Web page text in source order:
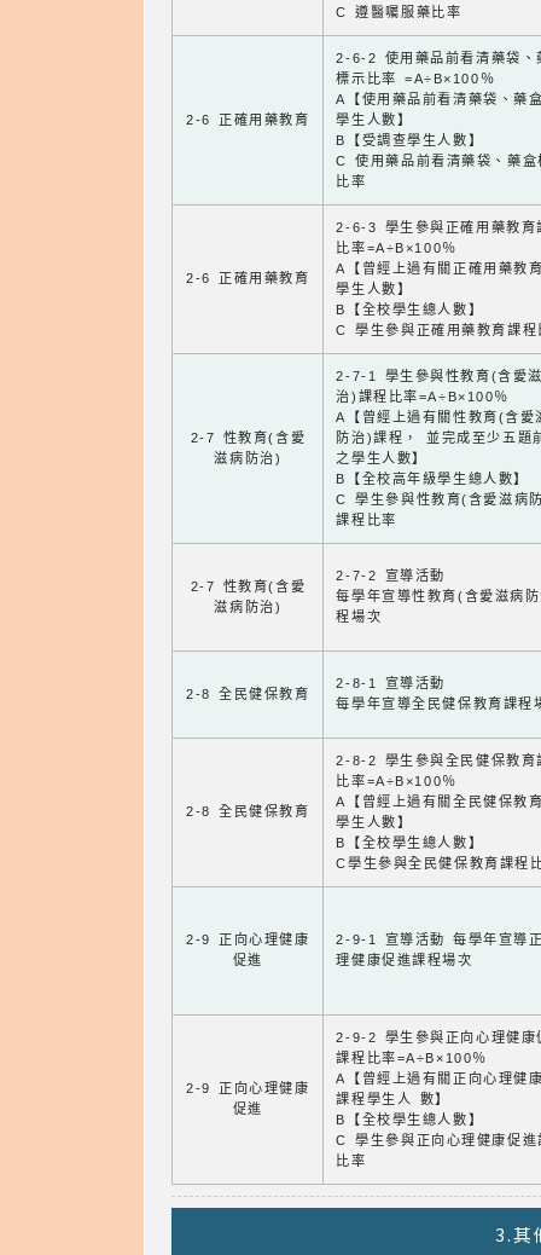
C 遵醫囑服藥比率
2-6 正確用藥教育
2-6-2 使用藥品前看清藥袋、
標示比率 =A÷B×100％
A【使用藥品前看清藥袋、藥
學生人數】
B【受調查學生人數】
C 使用藥品前看清藥袋、藥盒
比率
2-6 正確用藥教育
2-6-3 學生參與正確用藥教育
比率=A÷B×100％
A【曾經上過有關正確用藥教
學生人數】
B【全校學生總人數】
C 學生參與正確用藥教育課程
2-7 性教育(含愛
滋病防治)
2-7-1 學生參與性教育(含愛
治)課程比率=A÷B×100％
A【曾經上過有關性教育(含愛
防治)課程， 並完成至少五題
之學生人數】
B【全校高年級學生總人數】
C 學生參與性教育(含愛滋病
課程比率
2-7 性教育(含愛
滋病防治)
2-7-2 宣導活動
每學年宣導性教育(含愛滋病
程場次
2-8 全民健保教育
2-8-1 宣導活動
每學年宣導全民健保教育課程
2-8 全民健保教育
2-8-2 學生參與全民健保教育
比率=A÷B×100％
A【曾經上過有關全民健保教
學生人數】
B【全校學生總人數】
C學生參與全民健保教育課程
2-9 正向心理健康
促進
2-9-1 宣導活動 每學年宣導
理健康促進課程場次
2-9 正向心理健康
促進
2-9-2 學生參與正向心理健康
課程比率=A÷B×100％
A【曾經上過有關正向心理健
課程學生人 數】
B【全校學生總人數】
C 學生參與正向心理健康促進
比率
3.其